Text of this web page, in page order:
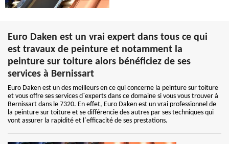
Euro Daken est un vrai expert dans tous ce qui
est travaux de peinture et notamment la
peinture sur toiture alors bénéficiez de ses
services à Bernissart
Euro Daken est un des meilleurs en ce qui concerne la peinture sur toiture
et vous offre ses services d`experts dans ce domaine si vous vous trouver à
Bernissart dans le 7320. En effet, Euro Daken est un vrai professionnel de
la peinture sur toiture et se différencie des autres par ses techniques qui
vont assurer la rapidité et l`efficacité de ses prestations.